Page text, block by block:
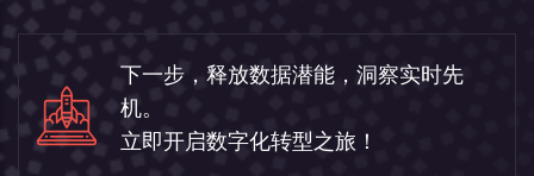
下一步，释放数据潜能，洞察实时先
机。
立即开启数字化转型之旅！